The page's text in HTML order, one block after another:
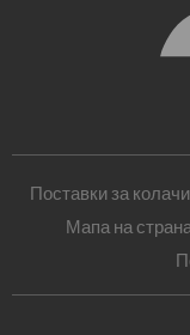
Поставки за
Мапа на